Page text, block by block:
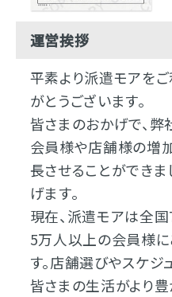
運営挨拶
平素より派遣モアを
がとうございます。
皆さまのおかげで、
会員様や店舗様の増
長させることができま
げます。
現在、派遣モアは全
5万人以上の会員様に
す。店舗選びやスケジ
皆さまの生活がより